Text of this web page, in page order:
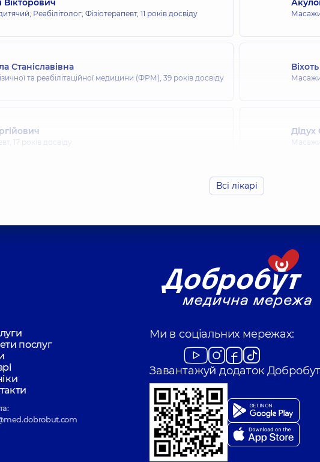
Реабілітолог; Фізіотерапевт, 11 років досвіду
Станіславівна
та реабілітаційної медицини (ФРМ), 39 років досвіду
17 років досвіду
17 років досвіду
досвіду
Всі лікарі
послуг
Ми в соціальних мережах:
Завантажуй додаток